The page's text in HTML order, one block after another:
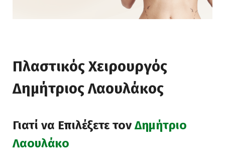
Πλαστικός Χειρουργός
Δημήτριος Λαουλάκος
Γιατί να Επιλέξετε τον Δημήτριο
Λαουλάκο